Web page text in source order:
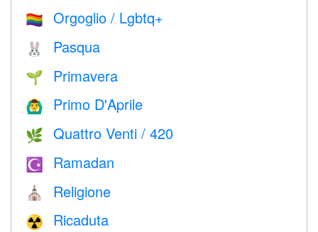
🏳️‍🌈 Orgoglio / Lgbtq+
🐰 Pasqua
🌱 Primavera
🙆‍♂️ Primo D'Aprile
🌿 Quattro Venti / 420
☪️ Ramadan
⛪️ Religione
☢️ Ricaduta